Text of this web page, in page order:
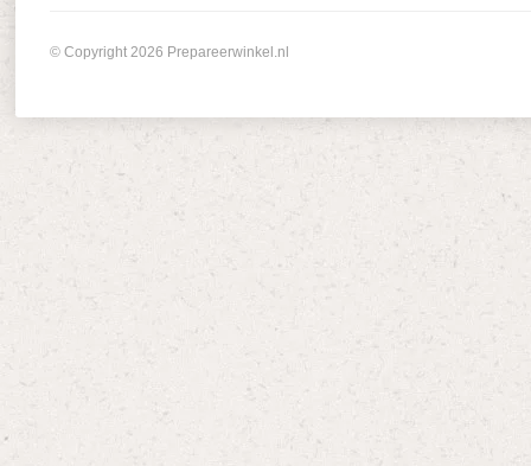
© Copyright 2026 Prepareerwinkel.nl